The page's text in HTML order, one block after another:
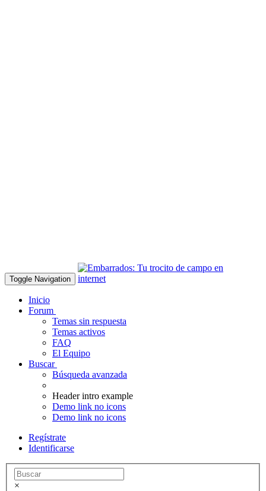
Toggle Navigation
Inicio
Forum
Temas sin respuesta
Temas activos
FAQ
El Equipo
Buscar
Búsqueda avanzada
Header intro example
Demo link no icons
Demo link no icons
Regístrate
Identificarse
×